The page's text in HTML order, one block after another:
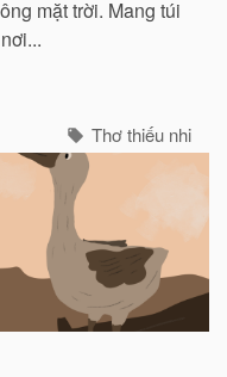
mặt trời. Mang túi
Thơ thiếu nhi